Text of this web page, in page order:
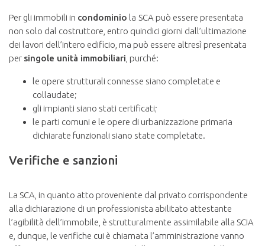
Per gli immobili in condominio la SCA può essere presentata
non solo dal costruttore, entro quindici giorni dall’ultimazione
dei lavori dell’intero edificio, ma può essere altresì presentata
per singole unità immobiliari , purché:
le opere strutturali connesse siano completate e
collaudate;
gli impianti siano stati certificati;
le parti comuni e le opere di urbanizzazione primaria
dichiarate funzionali siano state completate.
Verifiche e sanzioni
La SCA, in quanto atto proveniente dal privato corrispondente
alla dichiarazione di un professionista abilitato attestante
l’agibilità dell’immobile, è strutturalmente assimilabile alla SCIA
e, dunque, le verifiche cui è chiamata l’amministrazione vanno